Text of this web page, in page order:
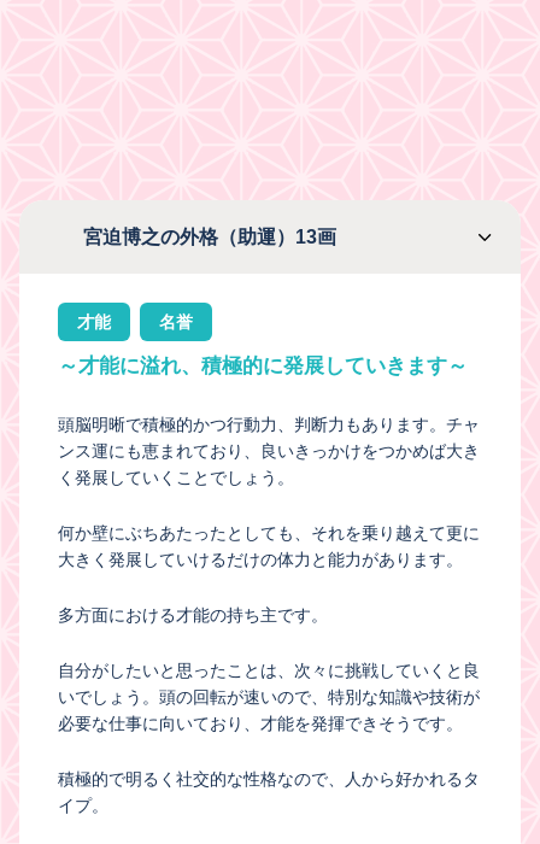
宮迫博之の外格（助運）13画
才能 名誉
～才能に溢れ、積極的に発展していきます～
頭脳明晰で積極的かつ行動力、判断力もあります。チャ
ンス運にも恵まれており、良いきっかけをつかめば大き
く発展していくことでしょう。
何か壁にぶちあたったとしても、それを乗り越えて更に
大きく発展していけるだけの体力と能力があります。
多方面における才能の持ち主です。
自分がしたいと思ったことは、次々に挑戦していくと良
いでしょう。頭の回転が速いので、特別な知識や技術が
必要な仕事に向いており、才能を発揮できそうです。
積極的で明るく社交的な性格なので、人から好かれるタ
イプ。